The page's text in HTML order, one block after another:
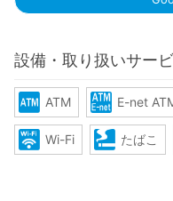
設備・取り扱いサー
ATM E-net
Wi-Fi たばこ